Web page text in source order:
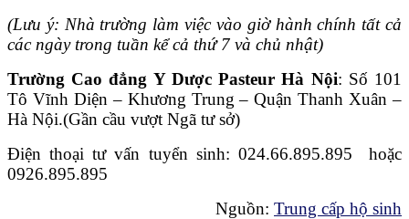
(Lưu ý: Nhà trường làm việc vào giờ hành chính tất cả
các ngày trong tuần kể cả thứ 7 và chủ nhật)
Trường Cao đẳng Y Dược Pasteur Hà Nội: Số 101
Tô Vĩnh Diện – Khương Trung – Quận Thanh Xuân –
Hà Nội.(Gần cầu vượt Ngã tư sở)
Điện thoại tư vấn tuyển sinh: 024.66.895.895 hoặc
0926.895.895
Nguồn: Trung cấp hộ sinh